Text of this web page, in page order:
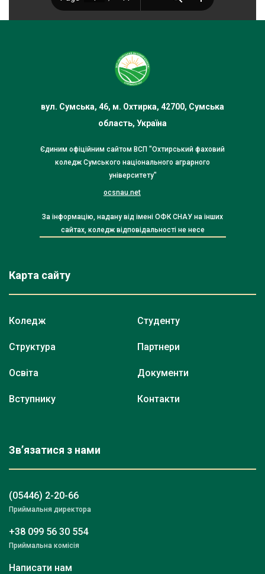
вул. Сумська, 46, м. Охтирка, 42700, Сумська
область, Україна
Єдиним офіційним сайтом ВСП "Охтирський фаховий
коледж Сумського національного аграрного
університету"
ocsnau.net
За інформацію, надану від імені ОФК СНАУ на інших
сайтах, коледж відповідальності не несе
Карта сайту
Коледж
Структура
Освіта
Вступнику
Студенту
Партнери
Документи
Контакти
Зв’язатися з нами
(05446) 2-20-66
Приймальня директора
+38 099 56 30 554
Приймальна комісія
Написати нам